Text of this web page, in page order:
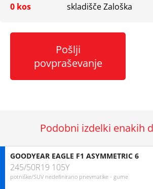
0 kos
skladišče Zaloška
Pošlji
povpraševanje
Podobni izdelki enakih
GOODYEAR EAGLE F1 ASYMMETRIC 6
245/50R19 105Y
potniške/SUV nedefinirano pnevmatike - gume